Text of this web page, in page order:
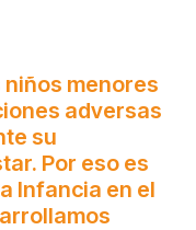
niños menores
adversas
su
Por eso es
Infancia en el